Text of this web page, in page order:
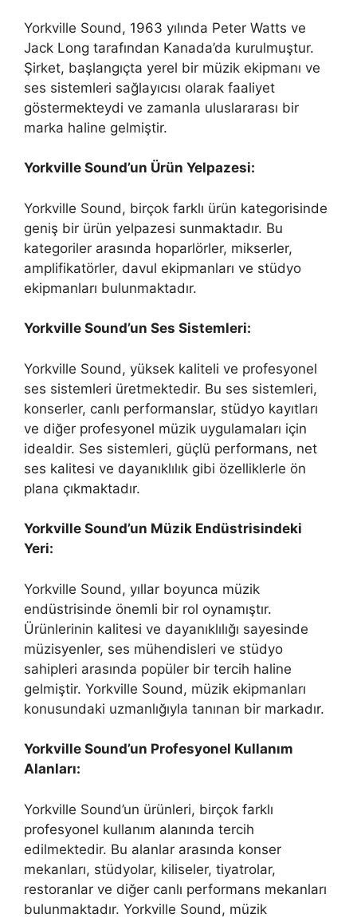
Yorkville Sound, 1963 yılında Peter Watts ve
Jack Long tarafından Kanada’da kurulmuştur.
Şirket, başlangıçta yerel bir müzik ekipmanı ve
ses sistemleri sağlayıcısı olarak faaliyet
göstermekteydi ve zamanla uluslararası bir
marka haline gelmiştir.
Yorkville Sound’un Ürün Yelpazesi:
Yorkville Sound, birçok farklı ürün kategorisinde
geniş bir ürün yelpazesi sunmaktadır. Bu
kategoriler arasında hoparlörler, mikserler,
amplifikatörler, davul ekipmanları ve stüdyo
ekipmanları bulunmaktadır.
Yorkville Sound’un Ses Sistemleri:
Yorkville Sound, yüksek kaliteli ve profesyonel
ses sistemleri üretmektedir. Bu ses sistemleri,
konserler, canlı performanslar, stüdyo kayıtları
ve diğer profesyonel müzik uygulamaları için
idealdir. Ses sistemleri, güçlü performans, net
ses kalitesi ve dayanıklılık gibi özelliklerle ön
plana çıkmaktadır.
Yorkville Sound’un Müzik Endüstrisindeki
Yeri:
Yorkville Sound, yıllar boyunca müzik
endüstrisinde önemli bir rol oynamıştır.
Ürünlerinin kalitesi ve dayanıklılığı sayesinde
müzisyenler, ses mühendisleri ve stüdyo
sahipleri arasında popüler bir tercih haline
gelmiştir. Yorkville Sound, müzik ekipmanları
konusundaki uzmanlığıyla tanınan bir markadır.
Yorkville Sound’un Profesyonel Kullanım
Alanları:
Yorkville Sound’un ürünleri, birçok farklı
profesyonel kullanım alanında tercih
edilmektedir. Bu alanlar arasında konser
mekanları, stüdyolar, kiliseler, tiyatrolar,
restoranlar ve diğer canlı performans mekanları
bulunmaktadır. Yorkville Sound, müzik